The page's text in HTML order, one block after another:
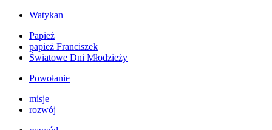
Watykan
Papież
papież Franciszek
Światowe Dni Młodzieży
Powołanie
misje
rozwój